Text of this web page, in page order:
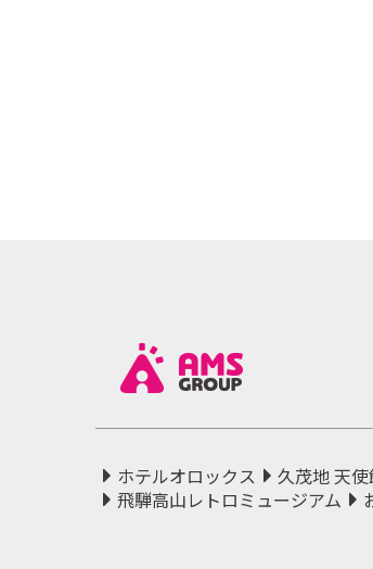
ホテルオロックス 久茂地 天
飛騨高山レトロミュージアム